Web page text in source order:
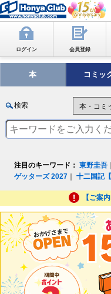
ログイン 会員登録
本 コミッ
検索
注目のキーワード： 東野圭吾
ゲッターズ 2027 ｜十二国記【
【ご案